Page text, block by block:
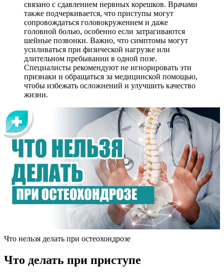
связано с сдавлением нервных корешков. Врачами
также подчеркивается, что приступы могут
сопровождаться головокружением и даже
головной болью, особенно если затрагиваются
шейные позвонки. Важно, что симптомы могут
усиливаться при физической нагрузке или
длительном пребывании в одной позе.
Специалисты рекомендуют не игнорировать эти
признаки и обращаться за медицинской помощью,
чтобы избежать осложнений и улучшить качество
жизни.
Что нельзя делать при остеохондрозе
Что делать при приступе